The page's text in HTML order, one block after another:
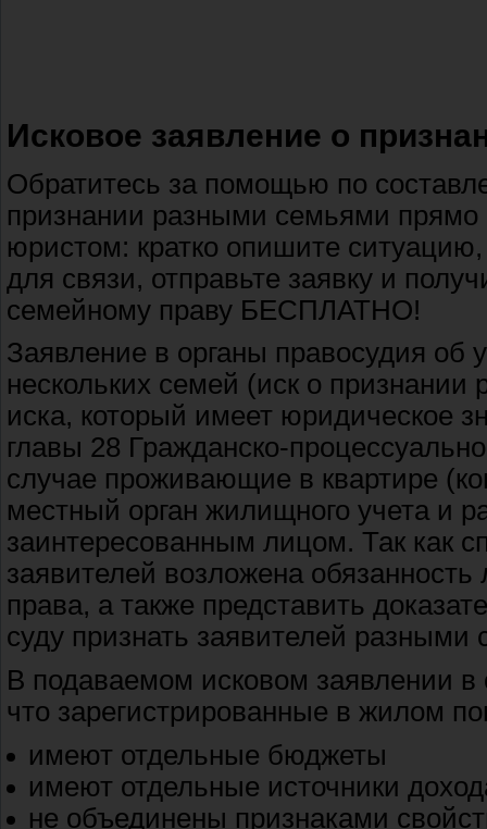
Исковое заявление о
Обратитесь за помощью по
признании разными семьями прямо
юристом: кратко опишите
для связи, отправьте заявку и
семейному праву БЕСПЛАТНО!
Заявление в органы правосудия об
нескольких семей (иск о
иска, который имеет юридическое
главы 28 Гражданско-
случае проживающие в квартире
местный орган жилищного учета и
заинтересованным лицом. Так как
заявителей возложена
права, а также представить
суду признать заявителей разными
В подаваемом исковом заявлении в
что зарегистрированные в жилом
имеют отдельные бюджеты
имеют отдельные источники
не объединены признаками